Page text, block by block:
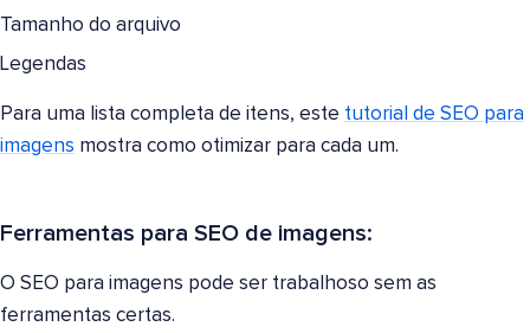
Tamanho do arquivo
Legendas
Para uma lista completa de itens, este tutorial de SEO para
imagens mostra como otimizar para cada um.
Ferramentas para SEO de imagens:
O SEO para imagens pode ser trabalhoso sem as
ferramentas certas.